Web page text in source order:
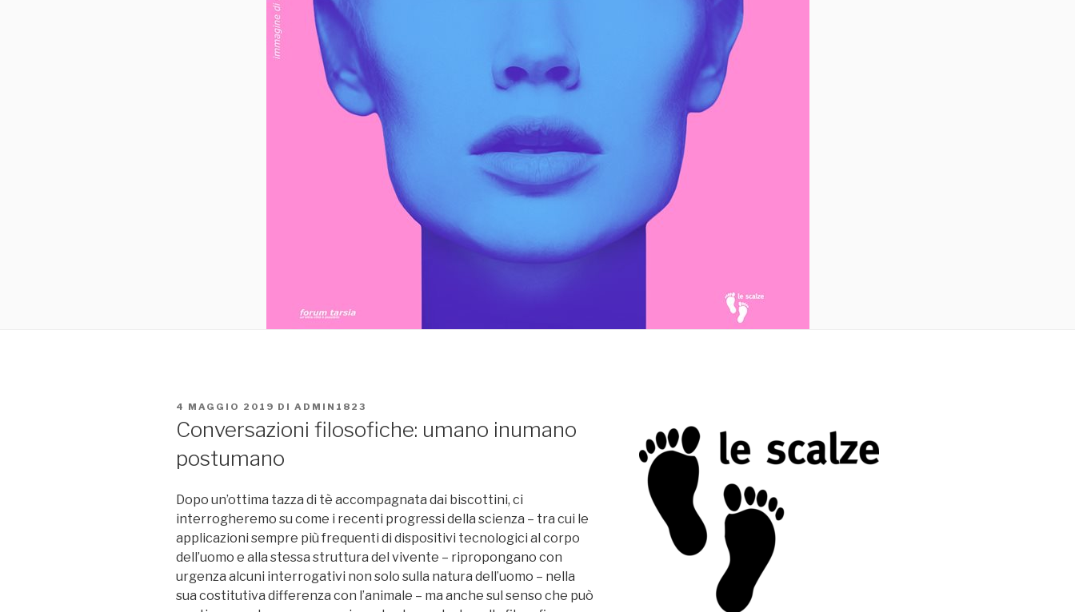
PUBBLICATO
IL
4 MAGGIO 2019 DI ADMIN1823
Conversazioni filosofiche: umano inumano
postumano
Dopo un’ottima tazza di tè accompagnata dai biscottini, ci
interrogheremo su come i recenti progressi della scienza – tra cui le
applicazioni sempre più frequenti di dispositivi tecnologici al corpo
dell’uomo e alla stessa struttura del vivente – ripropongano con
urgenza alcuni interrogativi non solo sulla natura dell’uomo – nella
sua costitutiva differenza con l’animale – ma anche sul senso che può